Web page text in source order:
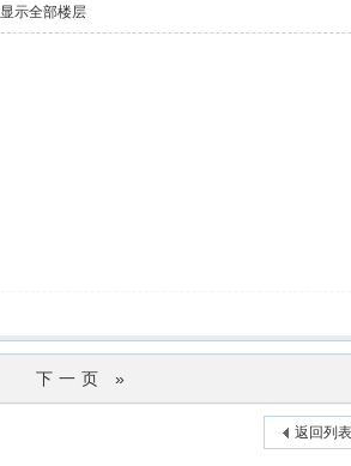
显示全部楼层
下一页 »
返回列表